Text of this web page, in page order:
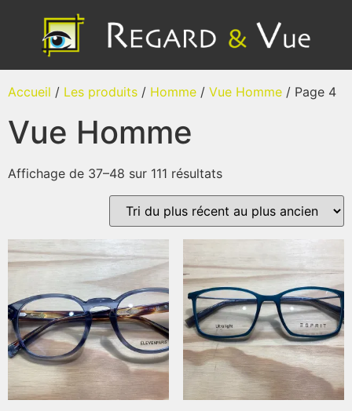
Accueil / Les produits / Homme / Vue Homme / Page 4
Vue Homme
Affichage de 37–48 sur 111 résultats